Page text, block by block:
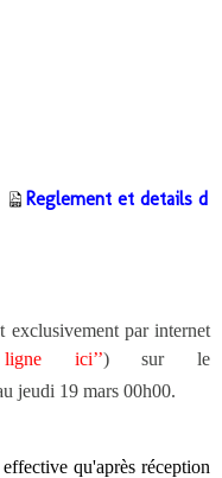
Reglement et details d
exclusivement par internet
ici’’) sur le
jeudi 19 mars 00h00.
qu'après réception